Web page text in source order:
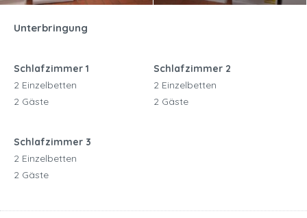
Unterbringung
Schlafzimmer 1
2 Einzelbetten
2 Gäste
Schlafzimmer 2
2 Einzelbetten
2 Gäste
Schlafzimmer 3
2 Einzelbetten
2 Gäste